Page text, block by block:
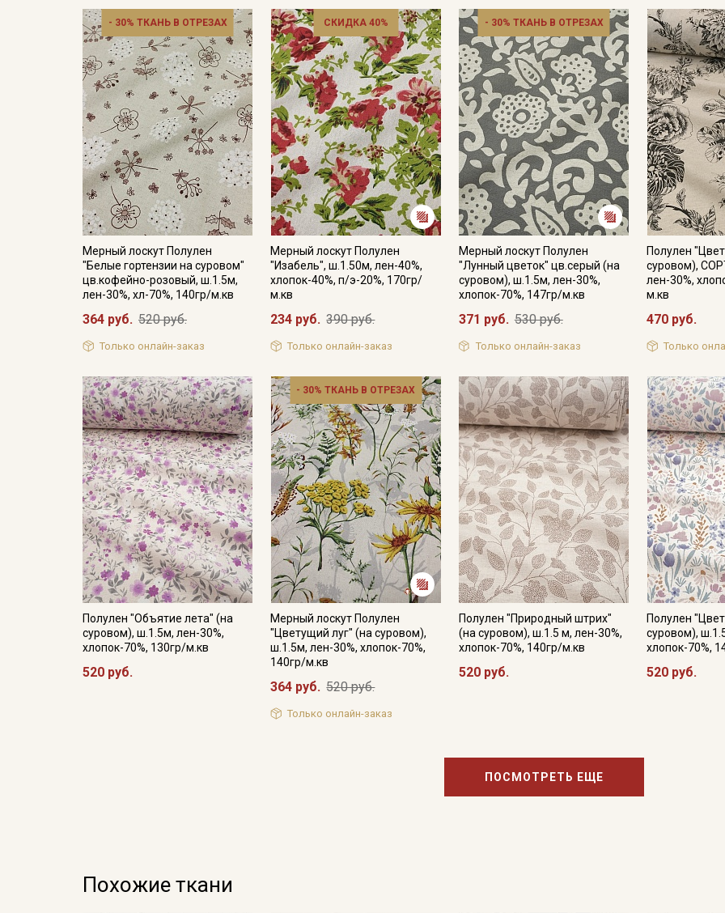
- 30% ТКАНЬ В ОТРЕЗАХ
Мерный лоскут Полулен
"Белые гортензии на суровом"
цв.кофейно-розовый, ш.1.5м,
лен-30%, хл-70%, 140гр/м.кв
364 руб. 520 руб.
Только онлайн-заказ
СКИДКА 40%
Мерный лоскут Полулен
"Изабель", ш.1.50м, лен-40%,
хлопок-40%, п/э-20%, 170гр/
м.кв
234 руб. 390 руб.
Только онлайн-заказ
- 30% ТКАНЬ В ОТРЕЗАХ
Мерный лоскут Полулен
"Лунный цветок" цв.серый (на
суровом), ш.1.5м, лен-30%,
хлопок-70%, 147гр/м.кв
371 руб. 530 руб.
Только онлайн-заказ
Полулен
суровом),
лен-30%,
м.кв
470 руб.
Только
Полулен "Объятие лета" (на
суровом), ш.1.5м, лен-30%,
хлопок-70%, 130гр/м.кв
520 руб.
- 30% ТКАНЬ В ОТРЕЗАХ
Мерный лоскут Полулен
"Цветущий луг" (на суровом),
ш.1.5м, лен-30%, хлопок-70%,
140гр/м.кв
364 руб. 520 руб.
Только онлайн-заказ
Полулен "Природный штрих"
(на суровом), ш.1.5 м, лен-30%,
хлопок-70%, 140гр/м.кв
520 руб.
Полулен
суровом),
хлопок-70%,
520 руб.
ПОСМОТРЕТЬ ЕЩЕ
Похожие ткани
Секретная рассылка от
Купава
Мы публикуем здесь дополнительные
промокоды и скидки до 30% на узкие
категории тканей
Электронная почта
Ознакомлен(а) сПолитикой обработки персональных
ДаюСогласие на получение рекламных и
информационных рассылок